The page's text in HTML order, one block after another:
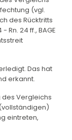
(vgl.
des Rücktritts
Rn. 24 ff., BAGE
Das hat
erkannt.
des Vergleichs
eintreten,